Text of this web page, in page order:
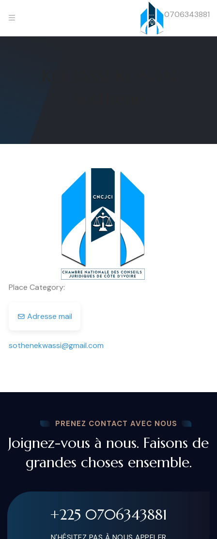
0706343881
Place Category:
Adresse mail
sothenekwassi@gmail.com
PRENEZ CONTACT AVEC NOUS
Joignez-vous à nous. Faisons de
grandes choses ensemble.
+225 0706343881